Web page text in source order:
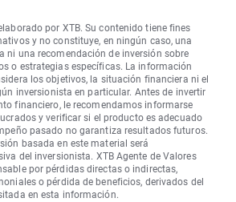
por XTB. Su contenido tiene fines
y no constituye, en ningún caso, una
ni una recomendación de inversión sobre
o estrategias específicas. La información
los objetivos, la situación financiera ni el
inversionista en particular. Antes de invertir
financiero, le recomendamos informarse
y verificar si el producto es adecuado
pasado no garantiza resultados futuros.
basada en este material será
del inversionista. XTB Agente de Valores
por pérdidas directas o indirectas,
o pérdida de beneficios, derivados del
en esta información.